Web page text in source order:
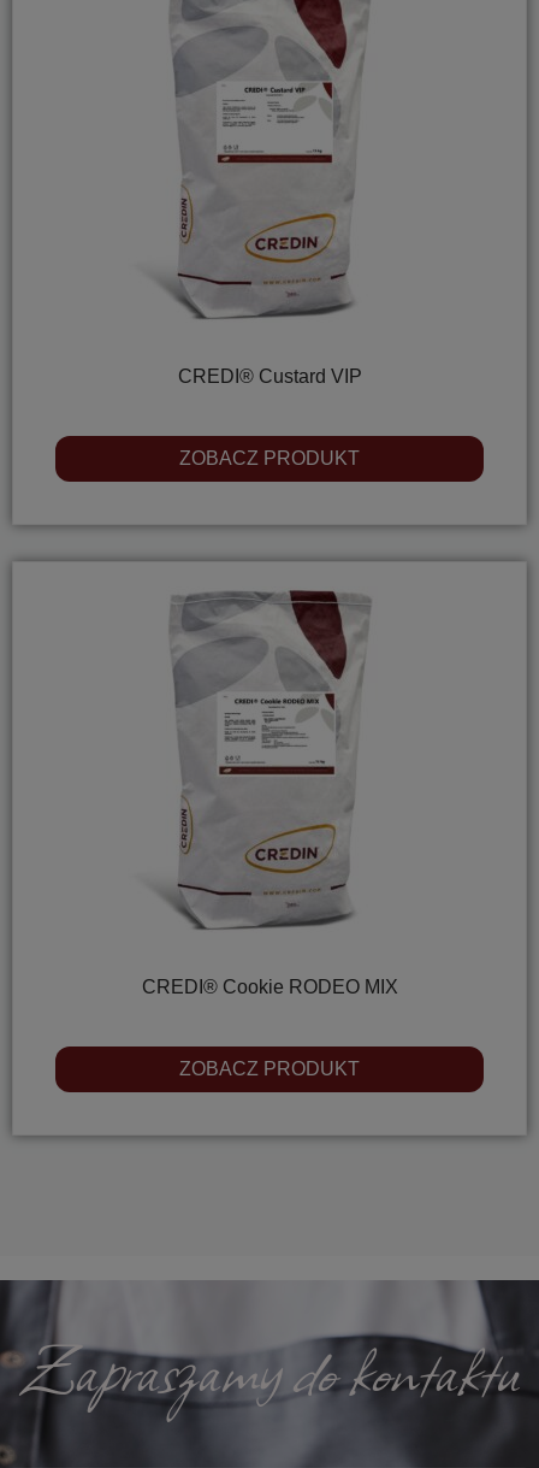
CREDI® Custard VIP
ZOBACZ PRODUKT
CREDI® Cookie RODEO MIX
ZOBACZ PRODUKT
Zapraszamy do kontaktu